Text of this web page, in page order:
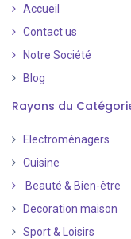
Accueil
Contact us
Notre Société
Blog
Rayons du
Electroménagers
Cuisine
Beauté & Bien-être
Decoration maison
Sport & Loisirs